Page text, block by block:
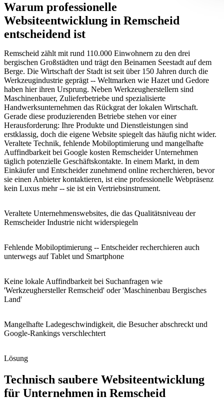
Warum professionelle
Websiteentwicklung in Remscheid
entscheidend ist
Remscheid zählt mit rund 110.000 Einwohnern zu den drei
bergischen Großstädten und trägt den Beinamen Seestadt auf dem
Berge. Die Wirtschaft der Stadt ist seit über 150 Jahren durch die
Werkzeugindustrie geprägt -- Weltmarken wie Hazet und Gedore
haben hier ihren Ursprung. Neben Werkzeugherstellern sind
Maschinenbauer, Zulieferbetriebe und spezialisierte
Handwerksunternehmen das Rückgrat der lokalen Wirtschaft.
Gerade diese produzierenden Betriebe stehen vor einer
Herausforderung: Ihre Produkte und Dienstleistungen sind
erstklassig, doch die eigene Website spiegelt das häufig nicht wider.
Veraltete Technik, fehlende Mobiloptimierung und mangelhafte
Auffindbarkeit bei Google kosten Remscheider Unternehmen
täglich potenzielle Geschäftskontakte. In einem Markt, in dem
Einkäufer und Entscheider zunehmend online recherchieren, bevor
sie einen Anbieter kontaktieren, ist eine professionelle Webpräsenz
kein Luxus mehr -- sie ist ein Vertriebsinstrument.
Veraltete Unternehmenswebsites, die das Qualitätsniveau der
Remscheider Industrie nicht widerspiegeln
Fehlende Mobiloptimierung -- Entscheider recherchieren auch
unterwegs auf Tablet und Smartphone
Keine lokale Auffindbarkeit bei Suchanfragen wie
'Werkzeughersteller Remscheid' oder 'Maschinenbau Bergisches
Land'
Mangelhafte Ladegeschwindigkeit, die Besucher abschreckt und
Google-Rankings verschlechtert
Lösung
Technisch saubere Websiteentwicklung
für Unternehmen in Remscheid